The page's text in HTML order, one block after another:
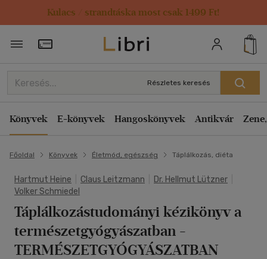
Kulacs / strandtáska most csak 1499 Ft!
Törzsvásárlói Kártya adatai
Részletes keresés
Könyvek E-könyvek Hangoskönyvek Antikvár
Főoldal Könyvek Életmód, egészség Táplálkozás, diéta
Hartmut Heine Claus Leitzmann Dr. Hellmut Lützner
Volker Schmiedel
Táplálkozástudományi kézikönyv a
természetgyógyászatban -
TERMÉSZETGYÓGYÁSZATBAN